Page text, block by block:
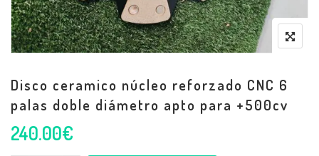
Disco ceramico núcleo reforzado CNC 6
palas doble diámetro apto para +500cv
240.00€